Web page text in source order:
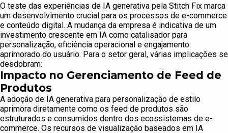
O teste das experiências de IA generativa pela Stitch Fix marca
um desenvolvimento crucial para os processos de e-commerce
e conteúdo digital. A mudança da empresa é indicativa de um
investimento crescente em IA como catalisador para
personalização, eficiência operacional e engajamento
aprimorado do usuário. Para o setor geral, várias implicações se
desdobram:
Impacto no Gerenciamento de Feed de
Produtos
A adoção de IA generativa para personalização de estilo
aprimora diretamente como os feed de produtos são
estruturados e consumidos dentro dos ecossistemas de e-
commerce. Os recursos de visualização baseados em IA